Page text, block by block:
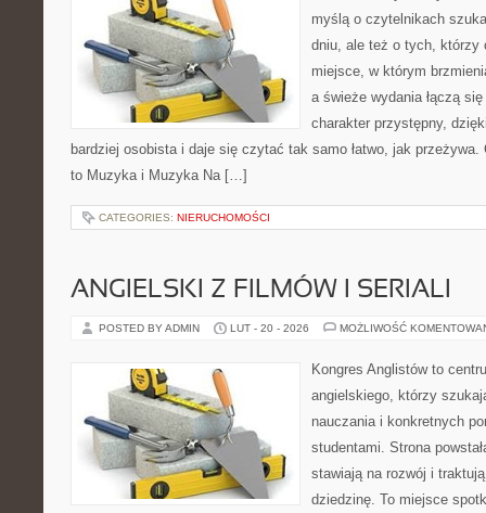
myślą o czytelnikach
dniu, ale też o tych, którzy
miejsce, w którym
a świeże wydania łączą
charakter przystępny,
bardziej osobista i daje się czytać tak samo łatwo, jak przeżywa.
to Muzyka i Muzyka Na […]
CATEGORIES: NIERUCHOMOŚCI
ANGIELSKI Z FILMÓW I SERIALI
POSTED BY ADMIN LUT - 20 - 2026 MOŻLIWOŚĆ
Kongres Anglistów to
angielskiego, którzy
nauczania i konkretnych
studentami. Strona
stawiają na rozwój i
dziedzinę. To miejsce